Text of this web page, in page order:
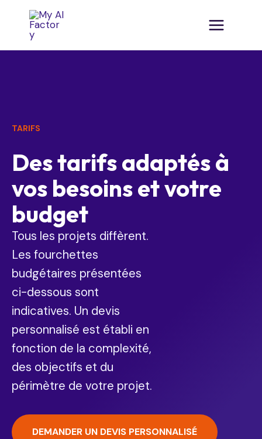
TARIFS
Des tarifs adaptés à
vos besoins et votre
budget
Tous les projets diffèrent.
Les fourchettes
budgétaires présentées
ci-dessous sont
indicatives. Un devis
personnalisé est établi en
fonction de la complexité,
des objectifs et du
périmètre de votre projet.
DEMANDER UN DEVIS PERSONNALISÉ